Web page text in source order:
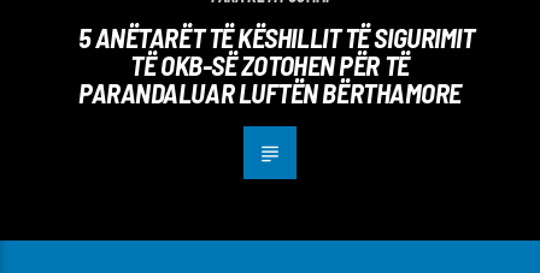
5 ANËTARËT TË KËSHILLIT TË SIGURIMIT
TË OKB-SË ZOTOHEN PËR TË
PARANDALUAR LUFTËN BËRTHAMORE